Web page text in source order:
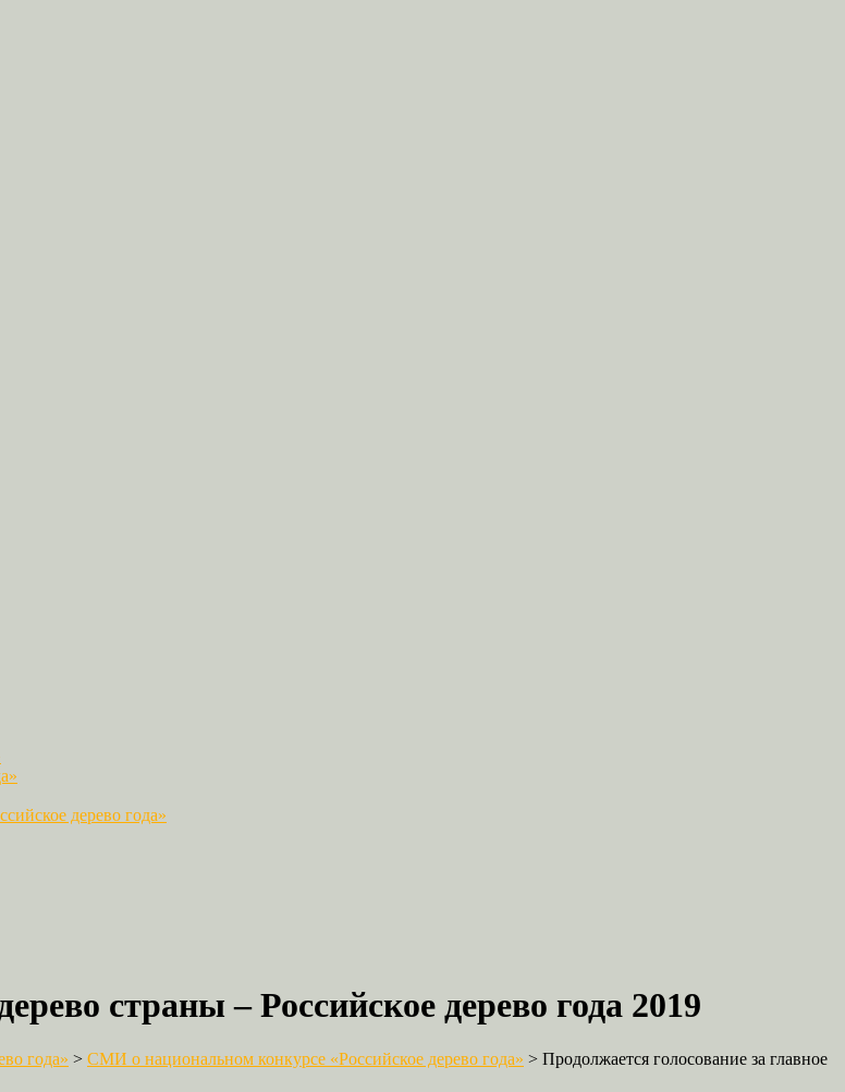
дерево года»
страны – Российское дерево года 2019
года» > СМИ о национальном конкурсе «Российское дерево года» > Продолжается голосование за главное